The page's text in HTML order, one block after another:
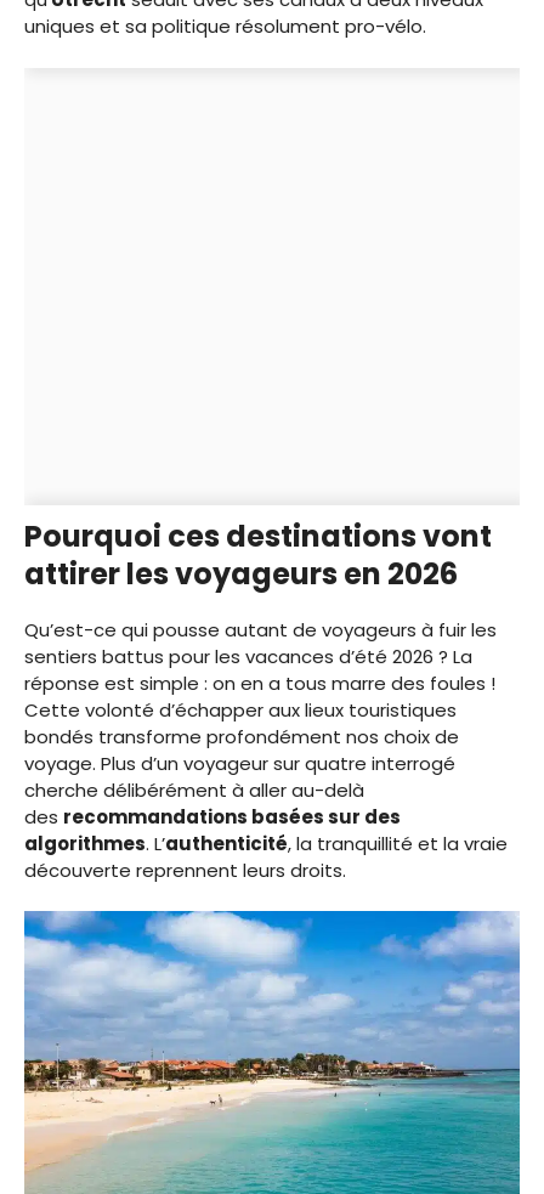
uniques et sa politique résolument pro-vélo.
Pourquoi ces destinations vont
attirer les voyageurs en 2026
Qu’est-ce qui pousse autant de voyageurs à fuir les
sentiers battus pour les vacances d’été 2026 ? La
réponse est simple : on en a tous marre des foules !
Cette volonté d’échapper aux lieux touristiques
bondés transforme profondément nos choix de
voyage. Plus d’un voyageur sur quatre interrogé
cherche délibérément à aller au-delà
des recommandations basées sur des
algorithmes. L’authenticité, la tranquillité et la vraie
découverte reprennent leurs droits.